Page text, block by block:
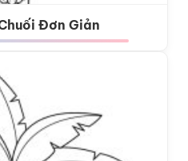
Đơn Giản